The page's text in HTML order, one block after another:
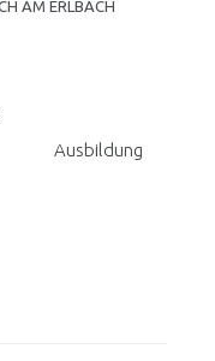
Ausbildung